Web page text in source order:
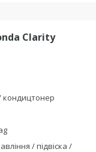
Clarity
кондицтонер
/ підвіска /